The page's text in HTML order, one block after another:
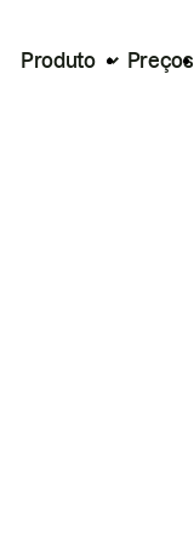
Produto Preços